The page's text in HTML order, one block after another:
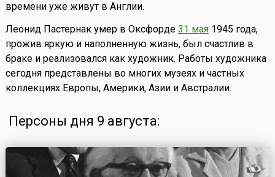
времени уже живут в Англии.
Леонид Пастернак умер в Оксфорде 31 мая1945 года,
прожив яркую и наполненную жизнь, был счастлив в
браке и реализовался как художник. Работы художника
сегодня представлены во многих музеях и частных
коллекциях Европы, Америки, Азии и Австралии.
Персоны дня 9 августа: